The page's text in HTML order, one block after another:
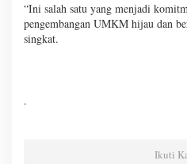
“Ini salah satu yang menjadi
pengembangan UMKM hijau dan
singkat.
.
Ikuti